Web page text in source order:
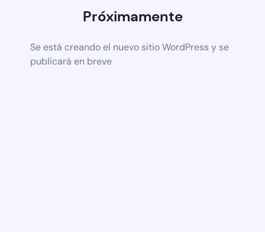
Próximamente
Se está creando el nuevo sitio WordPress y se
publicará en breve